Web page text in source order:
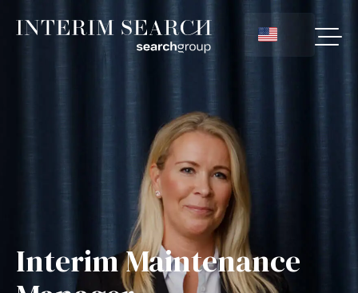
Interim Maintenance